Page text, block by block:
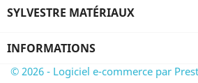
SYLVESTRE MATÉRIAUX
INFORMATIONS
© 2026 - Logiciel e-commerce par